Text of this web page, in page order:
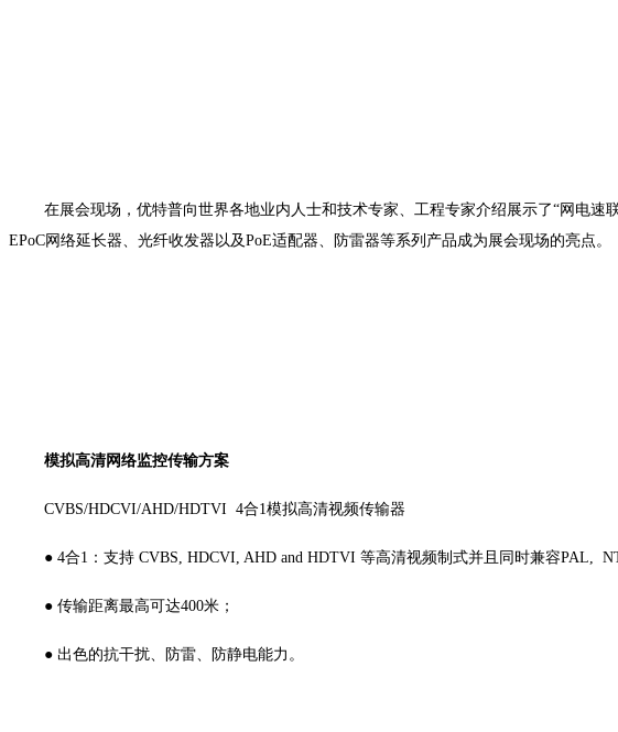
在展会现场，优特普向世界各地业内人士和技术专家、工程专家介绍展示了“网电速
EPoC网络延长器、光纤收发器以及PoE适配器、防雷器等系列产品成为展会现场的亮点。
模拟高清网络监控传输方案
CVBS/HDCVI/AHD/HDTVI 4合1模拟高清视频传输器
● 4合1：支持 CVBS, HDCVI, AHD and HDTVI 等高清视频制式并且同时兼容PAL,
● 传输距离最高可达400米；
● 出色的抗干扰、防雷、防静电能力。